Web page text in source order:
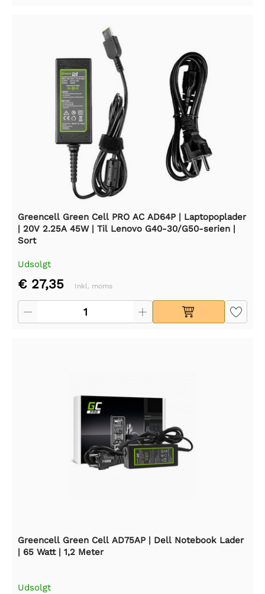
Greencell Green Cell PRO AC AD64P | Laptopoplader
| 20V 2.25A 45W | Til Lenovo G40-30/G50-serien |
Sort
Udsolgt
€ 27,35 Inkl. moms
Greencell Green Cell AD75AP | Dell Notebook Lader
| 65 Watt | 1,2 Meter
Udsolgt